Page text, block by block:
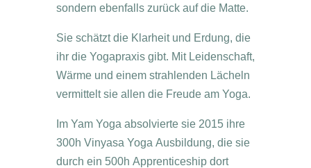
sondern ebenfalls zurück auf die Matte.
Sie schätzt die Klarheit und Erdung, die
ihr die Yogapraxis gibt. Mit Leidenschaft,
Wärme und einem strahlenden Lächeln
vermittelt sie allen die Freude am Yoga.
Im Yam Yoga absolvierte sie 2015 ihre
300h Vinyasa Yoga Ausbildung, die sie
durch ein 500h Apprenticeship dort